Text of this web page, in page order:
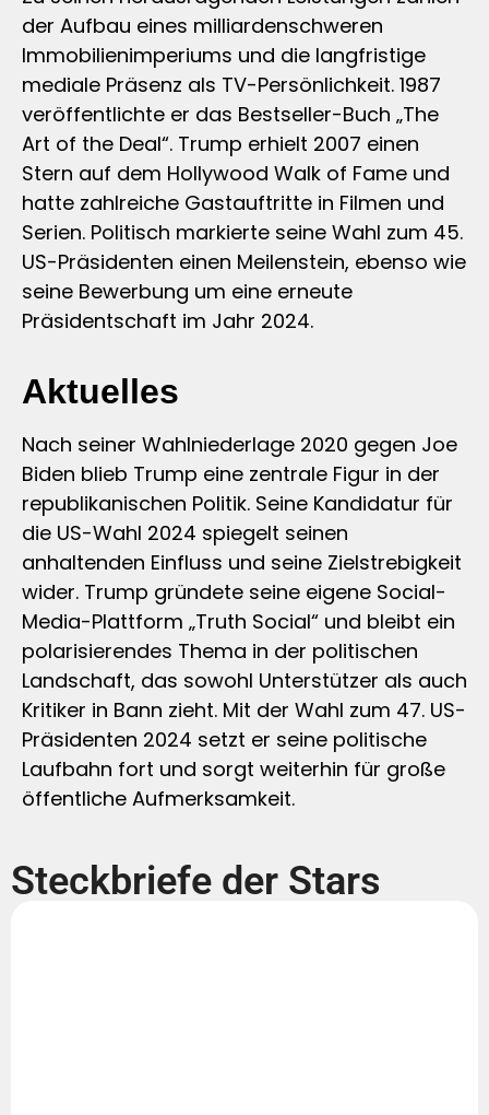
der Aufbau eines milliardenschweren
Immobilienimperiums und die langfristige
mediale Präsenz als TV-Persönlichkeit. 1987
veröffentlichte er das Bestseller-Buch „The
Art of the Deal“. Trump erhielt 2007 einen
Stern auf dem Hollywood Walk of Fame und
hatte zahlreiche Gastauftritte in Filmen und
Serien. Politisch markierte seine Wahl zum 45.
US-Präsidenten einen Meilenstein, ebenso wie
seine Bewerbung um eine erneute
Präsidentschaft im Jahr 2024.
Aktuelles
Nach seiner Wahlniederlage 2020 gegen Joe
Biden blieb Trump eine zentrale Figur in der
republikanischen Politik. Seine Kandidatur für
die US-Wahl 2024 spiegelt seinen
anhaltenden Einfluss und seine Zielstrebigkeit
wider. Trump gründete seine eigene Social-
Media-Plattform „Truth Social“ und bleibt ein
polarisierendes Thema in der politischen
Landschaft, das sowohl Unterstützer als auch
Kritiker in Bann zieht. Mit der Wahl zum 47. US-
Präsidenten 2024 setzt er seine politische
Laufbahn fort und sorgt weiterhin für große
öffentliche Aufmerksamkeit.
Steckbriefe der Stars